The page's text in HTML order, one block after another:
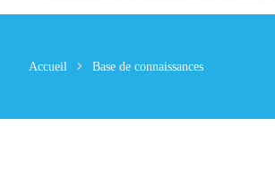
Accueil Base de connaissances